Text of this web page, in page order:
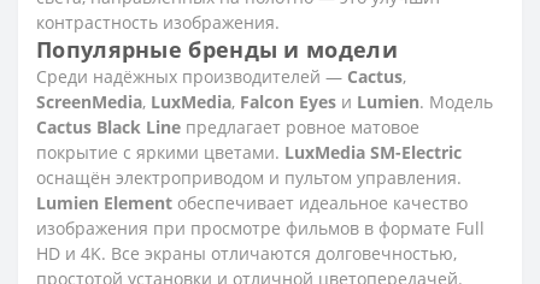
контрастность изображения.
Популярные бренды и модели
Среди надёжных производителей — Cactus,
ScreenMedia, LuxMedia, Falcon Eyes и Lumien. Модель
Cactus Black Line предлагает ровное матовое
покрытие с яркими цветами. LuxMedia SM-Electric
оснащён электроприводом и пультом управления.
Lumien Element обеспечивает идеальное качество
изображения при просмотре фильмов в формате Full
HD и 4K. Все экраны отличаются долговечностью,
простотой установки и отличной цветопередачей.